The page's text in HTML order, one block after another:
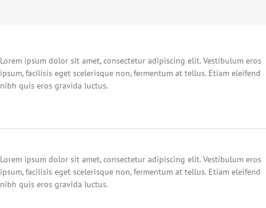
Lorem ipsum dolor sit amet, consectetur adipiscing elit. Vestibulum eros
ipsum, facilisis eget scelerisque non, fermentum at tellus. Etiam eleifend
nibh quis eros gravida luctus.
Lorem ipsum dolor sit amet, consectetur adipiscing elit. Vestibulum eros
ipsum, facilisis eget scelerisque non, fermentum at tellus. Etiam eleifend
nibh quis eros gravida luctus.